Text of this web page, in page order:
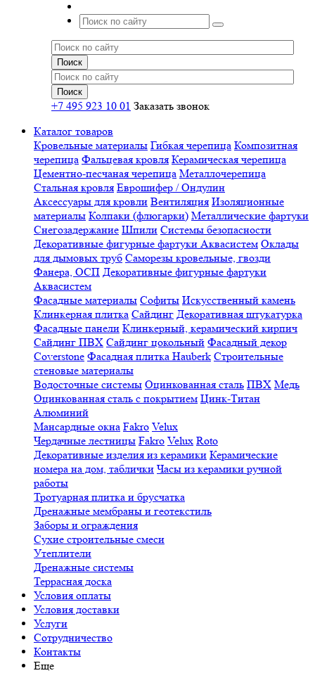
+7 495 923 10 01 Заказать звонок
Каталог товаров
Кровельные материалы Гибкая черепица Композитная
черепица Фальцевая кровля Керамическая черепица
Цементно-песчаная черепица Металлочерепица
Стальная кровля Еврошифер / Ондулин
Аксессуары для кровли Вентиляция Изоляционные
материалы Колпаки (флюгарки) Металлические фартуки
Снегозадержание Шпили Системы безопасности
Декоративные фигурные фартуки Аквасистем Оклады
для дымовых труб Саморезы кровельные, гвозди
Фанера, ОСП Декоративные фигурные фартуки
Аквасистем
Фасадные материалы Софиты Искусственный камень
Клинкерная плитка Сайдинг Декоративная штукатурка
Фасадные панели Клинкерный, керамический кирпич
Сайдинг ПВХ Сайдинг цокольный Фасадный декор
Coverstone Фасадная плитка Hauberk Строительные
стеновые материалы
Водосточные системы Оцинкованная сталь ПВХ Медь
Оцинкованная сталь с покрытием Цинк-Титан
Алюминий
Мансардные окна Fakro Velux
Чердачные лестницы Fakro Velux Roto
Декоративные изделия из керамики Керамические
номера на дом, таблички Часы из керамики ручной
работы
Тротуарная плитка и брусчатка
Дренажные мембраны и геотекстиль
Заборы и ограждения
Сухие строительные смеси
Утеплители
Дренажные системы
Террасная доска
Условия оплаты
Условия доставки
Услуги
Сотрудничество
Контакты
Еще